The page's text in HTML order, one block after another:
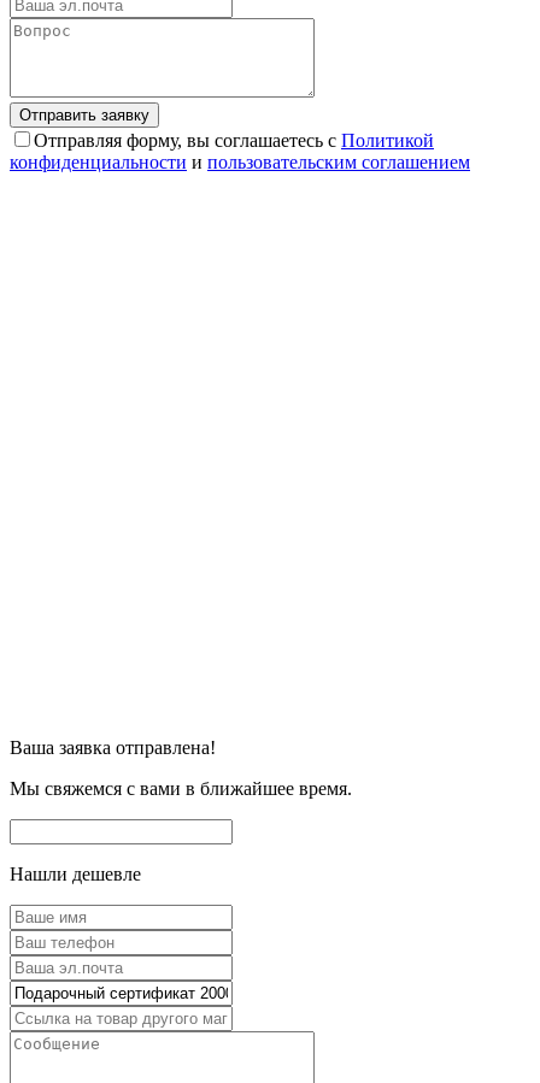
Отправляя форму, вы соглашаетесь с Политикой
конфиденциальности и пользовательским соглашением
Ваша заявка отправлена!
Мы свяжемся с вами в ближайшее время.
Нашли дешевле